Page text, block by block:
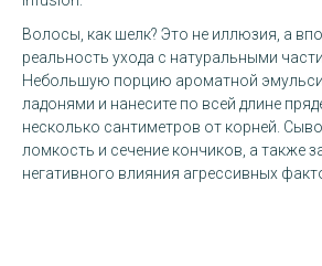
Волосы, как шелк? Это не иллюзия, а
реальность ухода с натуральными
Небольшую порцию ароматной
ладонями и нанесите по всей длине
несколько сантиметров от корней.
ломкость и сечение кончиков, а также
негативного влияния агрессивных